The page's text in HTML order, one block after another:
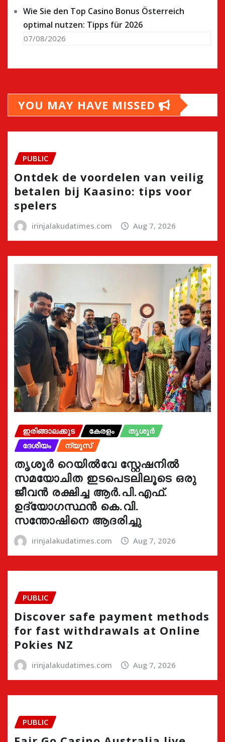
Wie Sie den Top Casino Bonus Österreich
optimal nutzen: Tipps für 2026
07/08/2026
YOU MAY HAVE MISSED
PUBLIC
Ontdek de voordelen van veilig
betalen bij Kaasino: tips voor
spelers
irinjalakudatimes.com Aug 7, 2026
ഇരിങ്ങാലക്കുട കേരളം
തൃശൂർ
ദേശീയം
ന്യൂസ്
തൃശൂർ റെയിൽവേ സ്റ്റേഷനിൽ
സമയോചിത ഇടപെടലിലൂടെ ഒരു
ജീവൻ രക്ഷിച്ച ആർ.പി.എഫ്.
ഉദ്യോഗസ്ഥൻ കെ.വി.
സന്തോഷിനെ ആദരിച്ചു
irinjalakudatimes.com Aug 7, 2026
PUBLIC
Discover safe payment methods
for fast withdrawals at Online
Pokies NZ
irinjalakudatimes.com Aug 7, 2026
PUBLIC